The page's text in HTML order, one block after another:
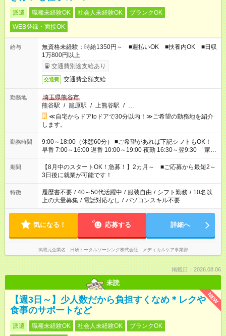
派遣 職種未経験OK 社会人未経験OK
ブランクOK
WEB登録・面接OK
給与
無資格未経験：時給1350円～ ■週払いOK ■扶養内OK ■日収
1万800円以上
交通費別途支給あり
交通費 交通費全額支給
勤務地
埼玉県熊谷市
熊谷駅 / 籠原駅 / 上熊谷駅 / …
≪自宅からドアtoドアで30分以内！≫ご希望の勤務地を紹介
します。
勤務時間
9:00～18:00（休憩60分） ■ご希望があれば下記シフトもOK！
早番 7:00～16:00 遅番 10:00～19:00 夜勤 16:30～翌9:30 「家族
と休みを合わせたい」 「余裕を持って夕飯の準備がしたい」
「できれば残業はしたくない」 など、ご希望を教えてください
ね。 ※Wワーク希望の方へ 今ご覧のお仕事で希望する勤務時間
と、もう1つのお仕事の勤務時間。 合計で週40時間を超える場
合は応募できません。
期間
【8月中のスタートOK！急募！】2カ月～ ■ご応募から最短2～
3日後に就業が可能です！
特徴 履歴書不要 / 40～50代活躍中 / 服装自由 / シフト勤務 / 10名以
上の大量募集 / 電話対応なし / パソコンスキル不要
気になる！ 応募する 詳細へ
掲載元企業名 日研トータルソーシング株式会社 メディカルケア事業部
掲載日：2026.08.06
未読
NEW
【週3日～】少人数だから負担すくなめ＊レクや
食事のサポートなど
派遣 職種未経験OK 社会人未経験OK
ブランクOK